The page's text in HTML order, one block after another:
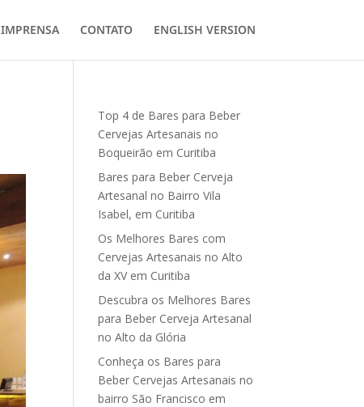
IMPRENSA CONTATO ENGLISH VERSION
Top 4 de Bares para Beber
Cervejas Artesanais no
Boqueirão em Curitiba
Bares para Beber Cerveja
Artesanal no Bairro Vila
Isabel, em Curitiba
Os Melhores Bares com
Cervejas Artesanais no Alto
da XV em Curitiba
Descubra os Melhores Bares
para Beber Cerveja Artesanal
no Alto da Glória
Conheça os Bares para
Beber Cervejas Artesanais no
bairro São Francisco em